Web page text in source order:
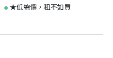
★低總價，租不如買